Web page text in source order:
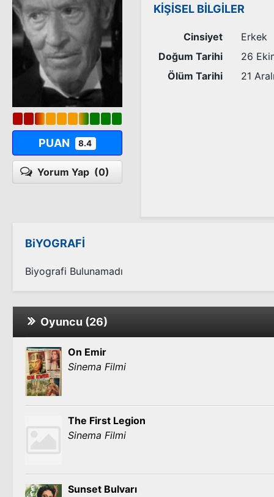
PUAN 8.4
Yorum Yap (0)
KİŞİSEL BİLGİLER
Cinsiyet
Erkek
Doğum Tarihi
26
Ölüm Tarihi
21
BiYOGRAFİ
Biyografi Bulunamadı
Oyuncu (26)
On Emir
Sinema Filmi
The First Legion
Sinema Filmi
Sunset Bulvarı